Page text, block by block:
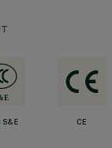
S&E CE